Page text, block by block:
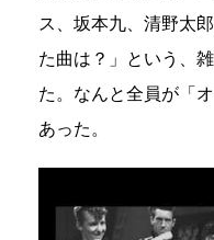
ス、坂本九、清野太
た曲は？」という、
た。なんと全員が「
あった。